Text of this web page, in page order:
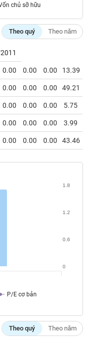
chủ sỡ hữu
Theo quý Theo năm
0.00 0.00 0.00 13.39
0.00 0.00 0.00 49.21
0.00 0.00 0.00 5.75
0.00 0.00 0.00 3.99
0.00 0.00 0.00 43.46
P/E cơ bản
0
0.6
1.2
1.8
Theo quý Theo năm